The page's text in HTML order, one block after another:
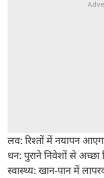
लव: रिश्तों में नयापन
धन: पुराने निवेशों से अच्छा
स्वास्थ्य: खान-पान में